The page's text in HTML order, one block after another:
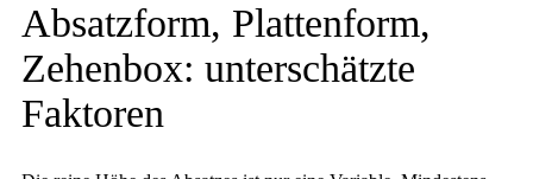
Absatzform, Plattenform,
Zehenbox: unterschätzte
Faktoren